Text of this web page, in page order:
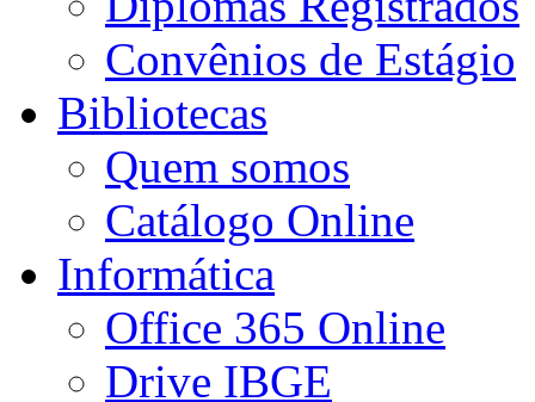
Convênios de Estágio
Bibliotecas
Quem somos
Catálogo Online
Informática
Office 365 Online
Drive IBGE